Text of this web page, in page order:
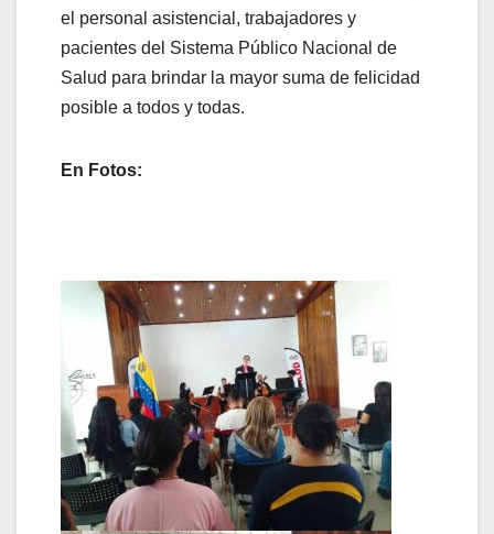
el personal asistencial, trabajadores y
pacientes del Sistema Público Nacional de
Salud para brindar la mayor suma de felicidad
posible a todos y todas.
En Fotos: